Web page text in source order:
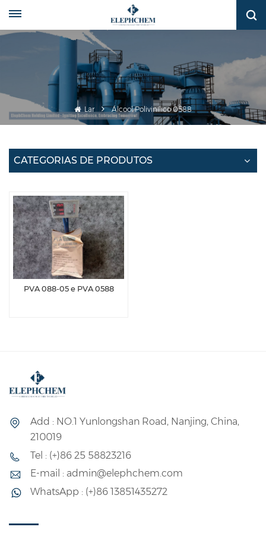
Lar Álcool Polivinílico 0588
CATEGORIAS DE PRODUTOS
PVA 088-05 e PVA 0588
Add : NO.1 Yunlongshan Road, Nanjing, China,
210019
Tel : (+)86 25 58823216
E-mail : admin@elephchem.com
WhatsApp : (+)86 13851435272